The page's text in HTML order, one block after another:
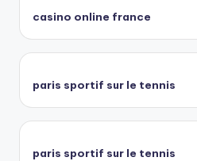
casino online france
paris sportif sur le tennis
paris sportif sur le tennis